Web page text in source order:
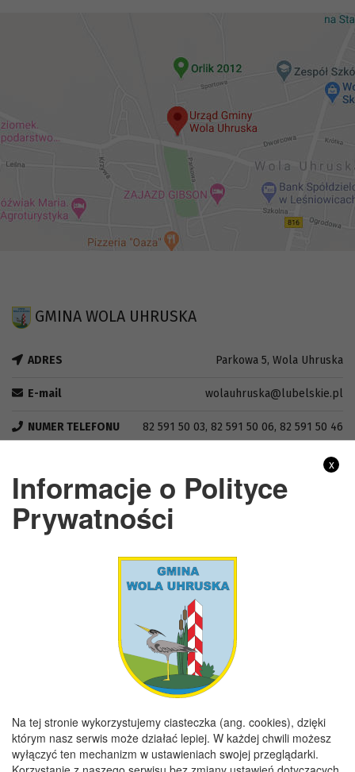
GMINA WOLA UHRUSKA
ADRES Parkowa 5, Wola Uhruska
E-mail wolauhruska@lubelskie.pl
NUMER TELEFONU 82 591 50 03, 82 591 50 06, 82 591 50 46
82 591 50 03
NIP 5651446722
REGON
GODZINY URZĘDOWANIA
Copyright 2019@ Urząd Gminy Wola Uhruska
x
Informacje o Polityce
Prywatności
Na tej stronie wykorzystujemy ciasteczka (ang. cookies), dzięki
którym nasz serwis może działać lepiej. W każdej chwili możesz
wyłączyć ten mechanizm w ustawieniach swojej przeglądarki.